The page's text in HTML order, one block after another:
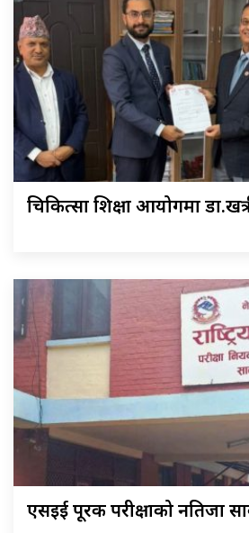
चिकित्सा शिक्षा आयोगमा
एसइई पूरक परीक्षाको नतिजा